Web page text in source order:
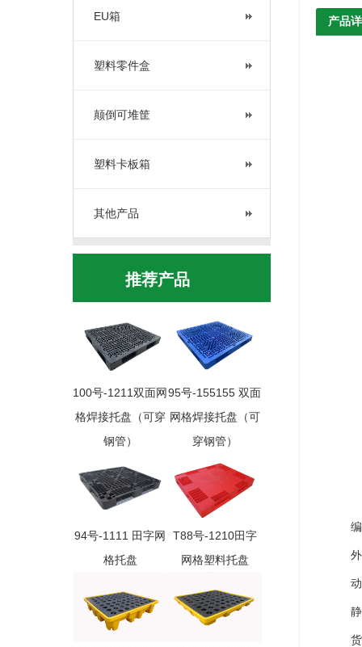
EU箱
塑料零件盒
颠倒可堆筐
塑料卡板箱
其他产品
推荐产品
100号-1211双面网
格焊接托盘（可穿
钢管）
95号-155155 双面
网格焊接托盘（可
穿钢管）
94号-1111 田字网
格托盘
T88号-1210田字
网格塑料托盘
产品
编
外
动
静
货